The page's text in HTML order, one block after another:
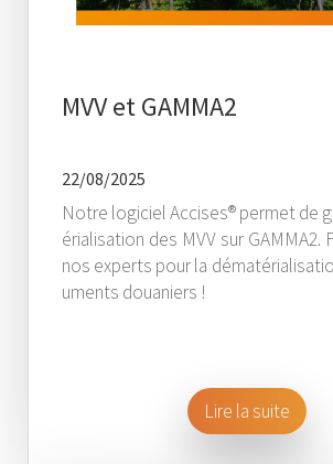
MVV et GAMMA2
22/08/2025
Notre logiciel Accises® permet de
érialisation des MVV sur GAMMA2.
nos experts pour la
uments douaniers !
Lire la suite